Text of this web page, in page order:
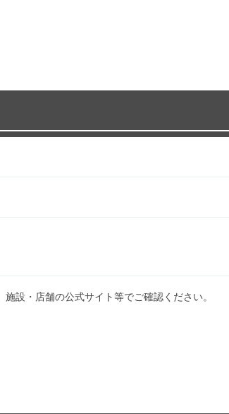
設・店舗の公式サイト等でご確認ください。